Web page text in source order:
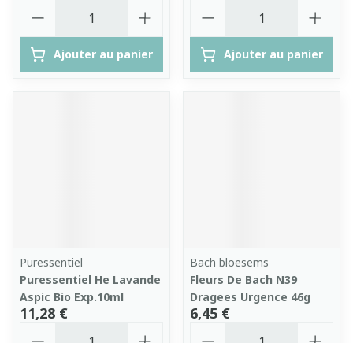
Ajouter au panier Ajouter au panier
Puressentiel
Puressentiel He Lavande
Aspic Bio Exp.10ml
11,28 €
Bach bloesems
Fleurs De Bach N39
Dragees Urgence 46g
6,45 €